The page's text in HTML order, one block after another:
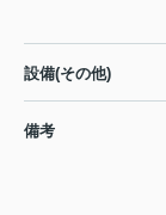
設備(その他)
備考